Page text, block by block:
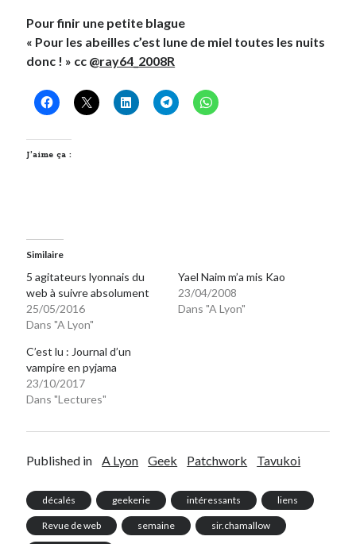
Pour finir une petite blague
« Pour les abeilles c’est lune de miel toutes les nuits
donc ! » cc @ray64_2008R
J’aime ça :
Similaire
5 agitateurs lyonnais du
web à suivre absolument
25/05/2016
Dans "A Lyon"
Yael Naim m’a mis Kao
23/04/2008
Dans "A Lyon"
C’est lu : Journal d’un
vampire en pyjama
23/10/2017
Dans "Lectures"
Published in A Lyon Geek Patchwork Tavukoi
décalés geekerie intéressants liens
Revue de web semaine sir.chamallow